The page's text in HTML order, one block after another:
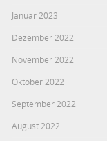
Januar 2023
Dezember 2022
November 2022
Oktober 2022
September 2022
August 2022